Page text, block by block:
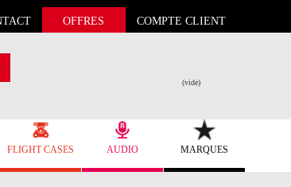
OFFRES COMPTE CLIENT
(vide)
FLIGHT CASES AUDIO MARQUES